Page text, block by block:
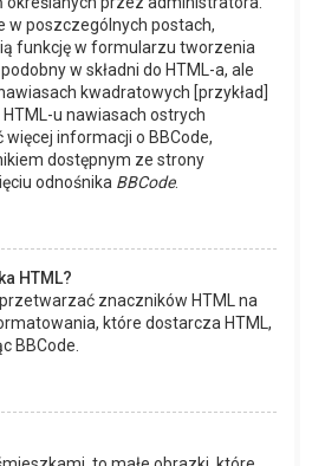
w poszczególnych postach,
funkcję w formularzu tworzenia
w składni do HTML-a, ale
kwadratowych [przykład]
u nawiasach ostrych
więcej informacji o BBCode,
dostępnym ze strony
odnośnika BBCode.
HTML?
znaczników HTML na
które dostarcza HTML,
BBCode.